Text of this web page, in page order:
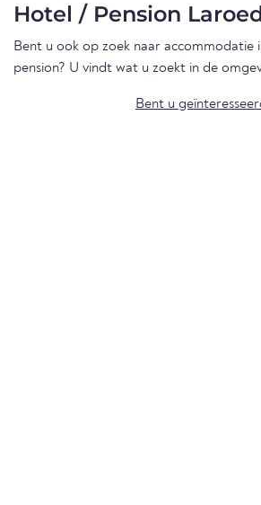
Hotel / Pension
Bent u ook op zoek naar accommodatie
pension? U vindt wat u zoekt in de
Bent u